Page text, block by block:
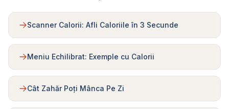
Scanner Calorii: Afli Caloriile în 3 Secunde
Meniu Echilibrat: Exemple cu Calorii
Cât Zahăr Poți Mânca Pe Zi